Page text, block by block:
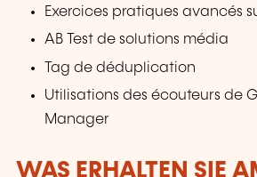
Exercices pratiques avancés
AB Test de solutions média
Tag de déduplication
Utilisations des écouteurs de
Manager
WAS ERHALTEN SIE